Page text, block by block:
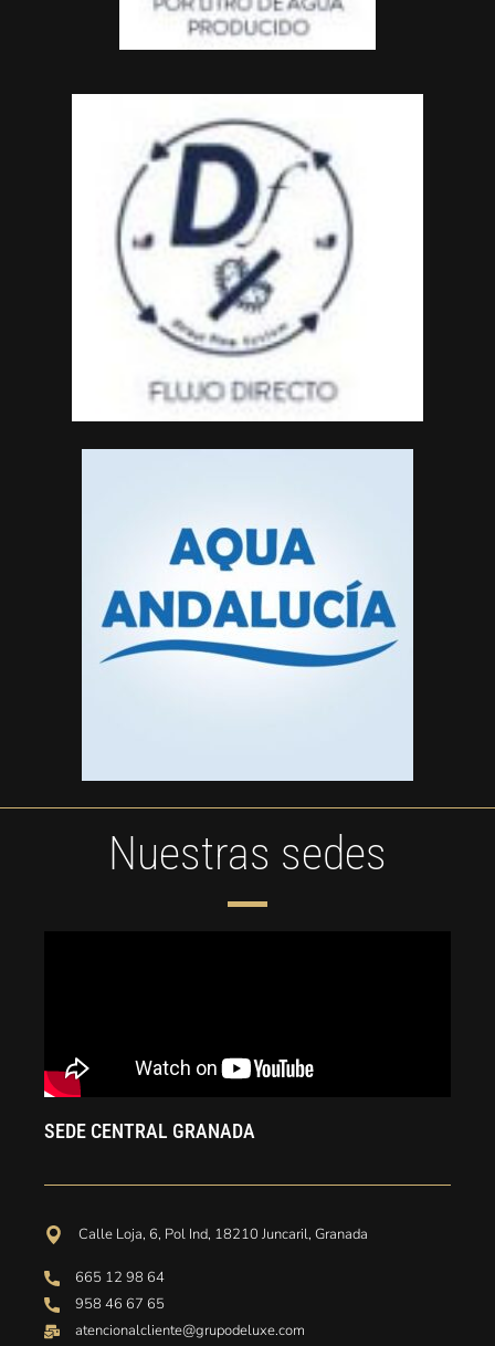
Nuestras sedes
SEDE CENTRAL GRANADA
Calle Loja, 6, Pol Ind, 18210 Juncaril, Granada
665 12 98 64
958 46 67 65
atencionalcliente@grupodeluxe.com